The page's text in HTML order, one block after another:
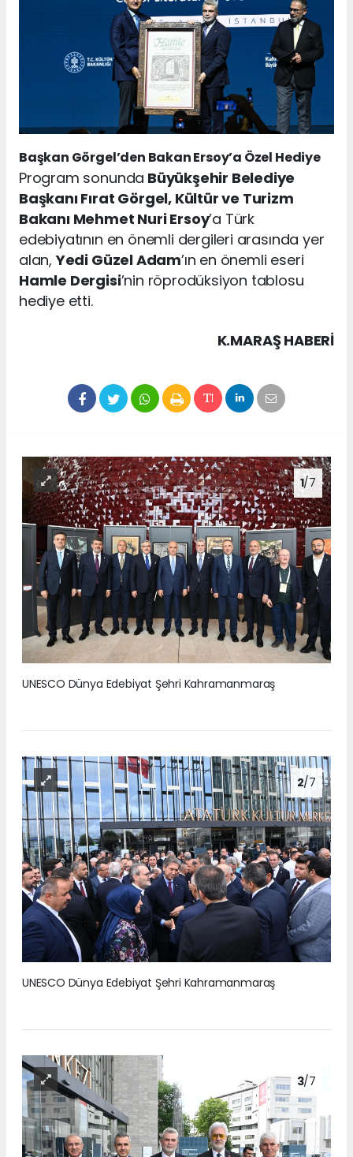
Başkan Görgel’den Bakan Ersoy’a Özel Hediye
Program sonunda Büyükşehir Belediye
Başkanı Fırat Görgel, Kültür ve Turizm
Bakanı Mehmet Nuri Ersoy’a Türk
edebiyatının en önemli dergileri arasında yer
alan,Yedi Güzel Adam’ın en önemli eseri
Hamle Dergisi’nin röprodüksiyon tablosu
hediye etti.
K.MARAŞ HABERİ
1/7
UNESCO Dünya Edebiyat Şehri Kahramanmaraş
2/7
UNESCO Dünya Edebiyat Şehri Kahramanmaraş
3/7